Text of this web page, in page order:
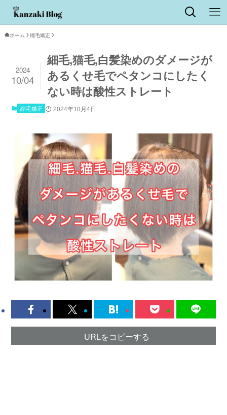
ホーム 縮毛矯正
細毛,猫毛,白髪染めのダメージが
あるくせ毛でペタンコにしたく
ない時は酸性ストレート
2024
10/04
縮毛矯正 2024年10月4日
URLをコピーする